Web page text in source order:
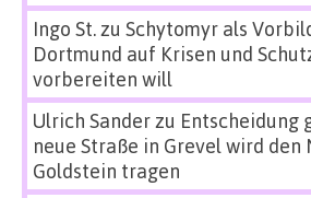
Ingo St.zu Schytomyr als
Dortmund auf Krisen und
vorbereiten will
Ulrich Sanderzu Entscheidung
neue Straße in Grevel wird den
Goldstein tragen